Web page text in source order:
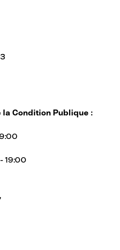
la Condition Publique :
19:00